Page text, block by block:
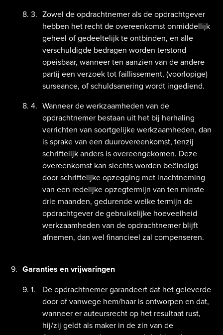
Zowel de opdrachtnemer als de opdrachtgever
hebben het recht de overeenkomst onmiddellijk
geheel of gedeeltelijk te ontbinden, en alle
verschuldigde bedragen worden terstond
opeisbaar, wanneer ten aanzien van de andere
partij een verzoek tot faillissement, (voorlopige)
surseance, of schuldsanering wordt ingediend.
Wanneer de werkzaamheden van de
opdrachtnemer bestaan uit het bij herhaling
verrichten van soortgelijke werkzaamheden, dan
is sprake van een duurovereenkomst, tenzij
schriftelijk anders is overeengekomen. Deze
overeenkomst kan slechts worden beëindigd
door schriftelijke opzegging met inachtneming
van een redelijke opzegtermijn van ten minste
drie maanden, gedurende welke termijn de
opdrachtgever de gebruikelijke hoeveelheid
werkzaamheden van de opdrachtnemer blijft
afnemen, dan wel financieel zal compenseren.
Garanties en vrijwaringen
De opdrachtnemer garandeert dat het geleverde
door of vanwege hem/haar is ontworpen en dat,
wanneer er auteursrecht op het resultaat rust,
hij/zij geldt als maker in de zin van de